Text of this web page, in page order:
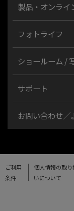
製品・オンライ
フォトライフ
ショールーム /
サポート
お問い合わせ／
ご利用
条件
個人情報の取り
いについて